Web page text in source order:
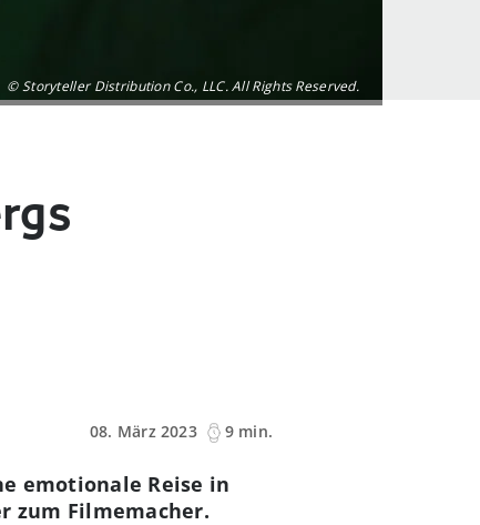
© Storyteller Distribution Co., LLC. All Rights Reserved.
08. März 2023
9 min.
emotionale Reise in
zum Filmemacher.